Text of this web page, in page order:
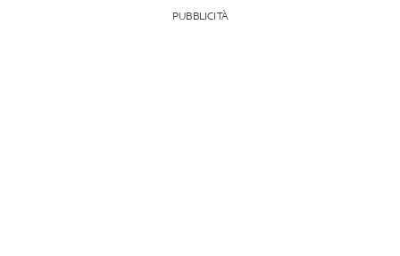
PUBBLICITÀ